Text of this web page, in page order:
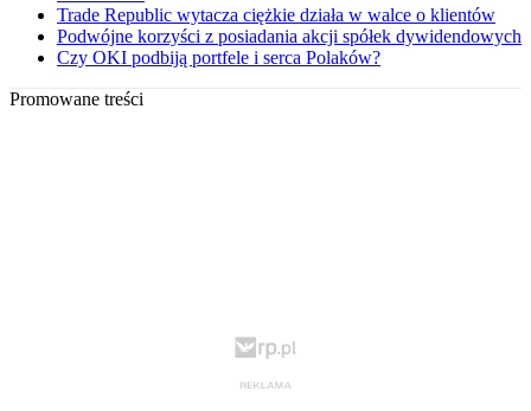
Trade Republic wytacza ciężkie działa w walce o klientów
Podwójne korzyści z posiadania akcji spółek dywidendowych
Czy OKI podbiją portfele i serca Polaków?
Promowane treści